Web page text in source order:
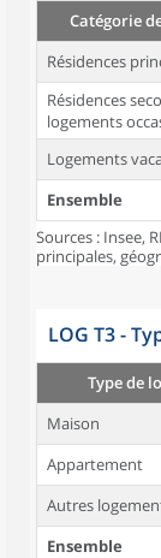
Catégorie
Résidences
Résidences
logements
Logements
Ensemble
Sources : Insee,
principales,
LOG T3 -
Type de
Maison
Appartement
Autres
Ensemble